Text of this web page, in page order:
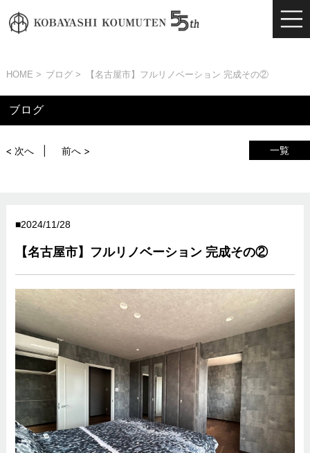
HOME ブログ 【名古屋市】フルリノベーション 完成その②
ブログ
一覧
< 次へ 前へ >
2024/11/28
【名古屋市】フルリノベーション 完成その②